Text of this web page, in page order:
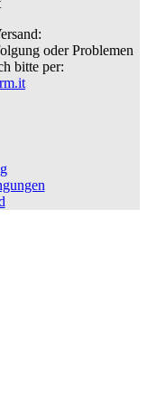
oder Problemen
bitte per: